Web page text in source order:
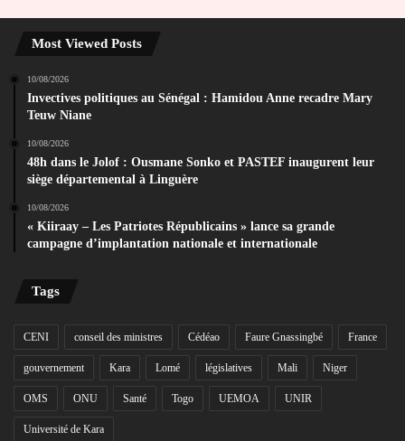
Most Viewed Posts
10/08/2026
Invectives politiques au Sénégal : Hamidou Anne recadre Mary
Teuw Niane
10/08/2026
48h dans le Jolof : Ousmane Sonko et PASTEF inaugurent leur
siège départemental à Linguère
10/08/2026
« Kiiraay – Les Patriotes Républicains » lance sa grande
campagne d’implantation nationale et internationale
Tags
CENI conseil des ministres Cédéao Faure Gnassingbé France
gouvernement Kara Lomé législatives Mali Niger
OMS ONU Santé Togo UEMOA UNIR
Université de Kara